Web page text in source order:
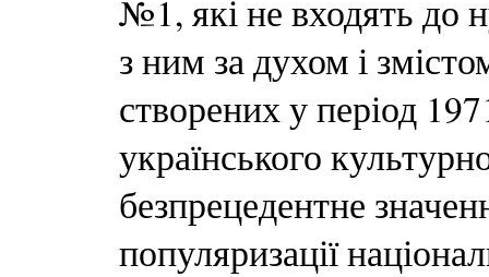
№1, які не входять до
з ним за духом і
створених у період
українського
безпрецедентне
популяризації